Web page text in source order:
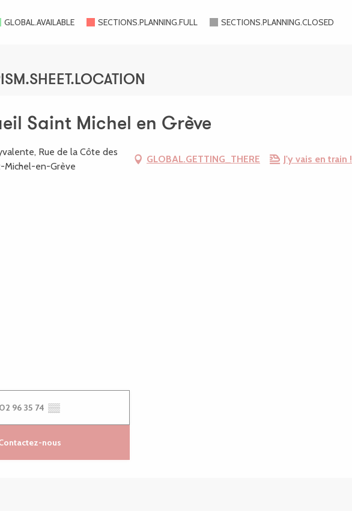
GLOBAL.AVAILABLE SECTIONS.PLANNING.FULL SECTIONS.PLANNING.CLOSED
Saint Michel en Grève
Rue de la Côte des
Michel-en-Grève
GLOBAL.GETTING_THERE J'y vais en train !
02 96 35 74 ▒▒
nous